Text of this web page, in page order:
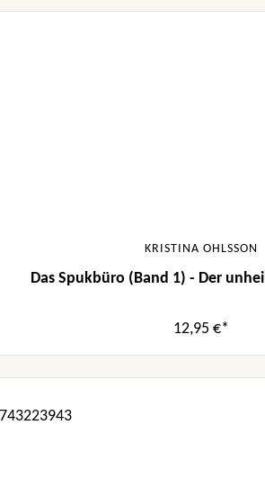
KRISTINA OHLSSON
Das Spukbüro (Band 1) - Der
12,95 €*